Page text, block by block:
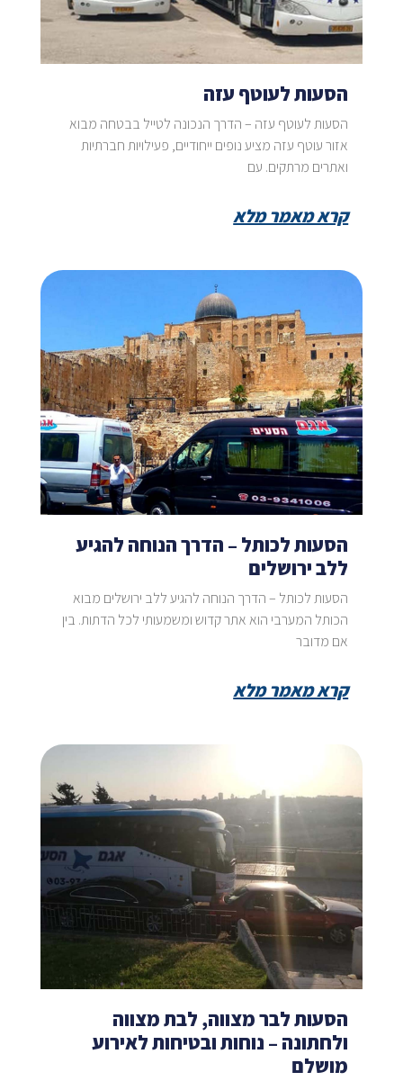
הסעות לעוטף עזה
הסעות לעוטף עזה – הדרך הנכונה לטייל בבטחה מבוא
אזור עוטף עזה מציע נופים ייחודיים, פעילויות חברתיות
ואתרים מרתקים. עם
קרא מאמר מלא
הסעות לכותל – הדרך הנוחה להגיע
ללב ירושלים
הסעות לכותל – הדרך הנוחה להגיע ללב ירושלים מבוא
הכותל המערבי הוא אתר קדוש ומשמעותי לכל הדתות. בין
אם מדובר
קרא מאמר מלא
הסעות לבר מצווה, לבת מצווה
ולחתונה – נוחות ובטיחות לאירוע
מושלם